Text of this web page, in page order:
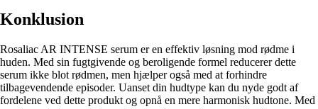
Konklusion
Rosaliac AR INTENSE serum er en effektiv løsning mod rødme i
huden. Med sin fugtgivende og beroligende formel reducerer dette
serum ikke blot rødmen, men hjælper også med at forhindre
tilbagevendende episoder. Uanset din hudtype kan du nyde godt af
fordelene ved dette produkt og opnå en mere harmonisk hudtone. Med